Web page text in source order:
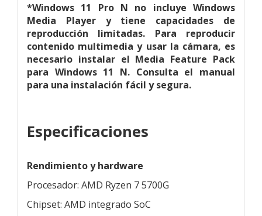
*Windows 11 Pro N no incluye Windows
Media Player y tiene capacidades de
reproducción limitadas. Para reproducir
contenido multimedia y usar la cámara, es
necesario instalar el Media Feature Pack
para Windows 11 N. Consulta el manual
para una instalación fácil y segura.
Especificaciones
Rendimiento y hardware
Procesador: AMD Ryzen 7 5700G
Chipset: AMD integrado SoC